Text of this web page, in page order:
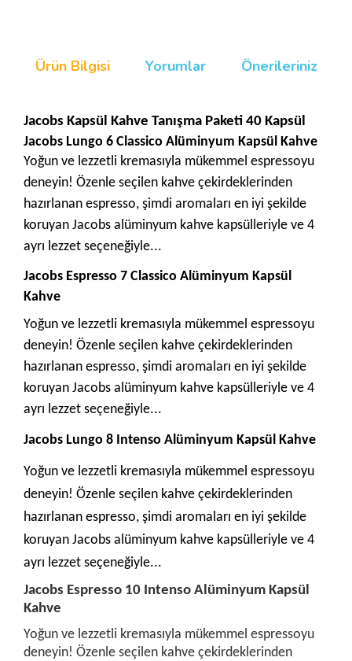
Ürün Bilgisi Yorumlar Önerileriniz
Jacobs Kapsül Kahve Tanışma Paketi 40 Kapsül
Jacobs Lungo 6 Classico Alüminyum Kapsül Kahve
Yoğun ve lezzetli kremasıyla mükemmel espressoyu
deneyin! Özenle seçilen kahve çekirdeklerinden
hazırlanan espresso, şimdi aromaları en iyi şekilde
koruyan Jacobs alüminyum kahve kapsülleriyle ve 4
ayrı lezzet seçeneğiyle...
Jacobs Espresso 7 Classico Alüminyum Kapsül
Kahve
Yoğun ve lezzetli kremasıyla mükemmel espressoyu
deneyin! Özenle seçilen kahve çekirdeklerinden
hazırlanan espresso, şimdi aromaları en iyi şekilde
koruyan Jacobs alüminyum kahve kapsülleriyle ve 4
ayrı lezzet seçeneğiyle...
Jacobs Lungo 8 Intenso Alüminyum Kapsül Kahve
Yoğun ve lezzetli kremasıyla mükemmel espressoyu
deneyin! Özenle seçilen kahve çekirdeklerinden
hazırlanan espresso, şimdi aromaları en iyi şekilde
koruyan Jacobs alüminyum kahve kapsülleriyle ve 4
ayrı lezzet seçeneğiyle...
Jacobs Espresso 10 Intenso Alüminyum Kapsül
Kahve
Yoğun ve lezzetli kremasıyla mükemmel espressoyu
deneyin! Özenle seçilen kahve çekirdeklerinden